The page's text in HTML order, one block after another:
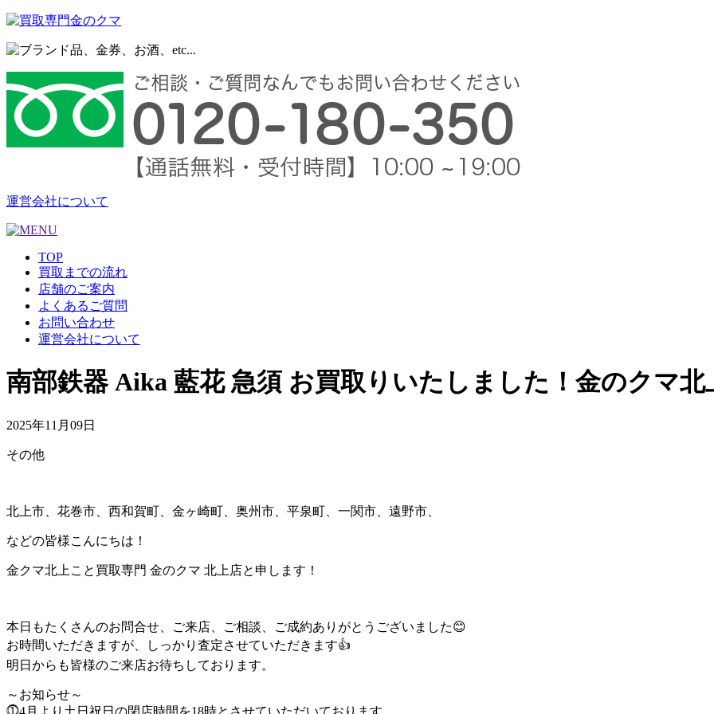
運営会社について
TOP
買取までの流れ
店舗のご案内
よくあるご質問
お問い合わせ
運営会社について
南部鉄器 Aika 藍花 急須 お買取りいたしました！金のクマ北
2025年11月09日
その他
北上市、花巻市、西和賀町、金ヶ崎町、奥州市、平泉町、一関市、遠野市、
などの皆様こんにちは！
金クマ北上こと買取専門 金のクマ 北上店と申します！
本日もたくさんのお問合せ、ご来店、ご相談、ご成約ありがとうございました😊
お時間いただきますが、しっかり査定させていただきます👍
明日からも皆様のご来店お待ちしております。
～お知らせ～
⓵4月より土日祝日の閉店時間を18時とさせていただいております。